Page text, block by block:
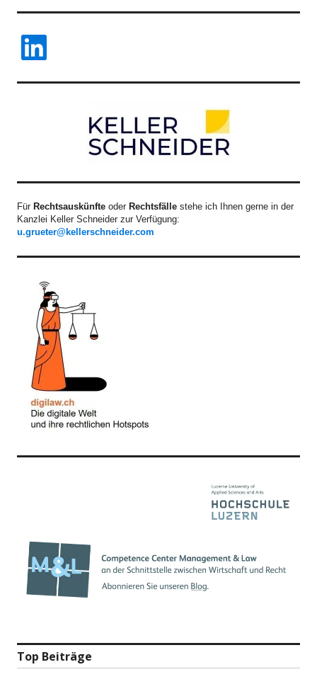
LinkedIn
Für Rechtsauskünfte oder Rechtsfälle stehe ich Ihnen gerne in der
Kanzlei Keller Schneider zur Verfügung:
u.grueter@kellerschneider.com
Top Beiträge